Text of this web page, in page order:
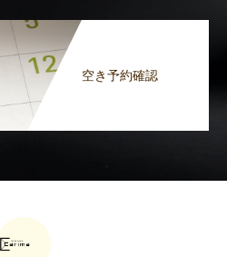
空き予約確認